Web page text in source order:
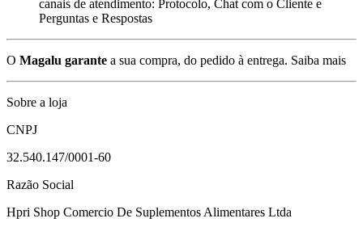
canais de atendimento: Protocolo, Chat com o Cliente e
Perguntas e Respostas
O Magalu garante a sua compra, do pedido à entrega. Saiba mais
Sobre a loja
CNPJ
32.540.147/0001-60
Razão Social
Hpri Shop Comercio De Suplementos Alimentares Ltda